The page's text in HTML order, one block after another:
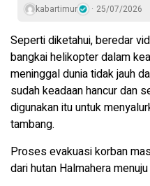
kabartimur 25/07/2026
Seperti diketahui, beredar
bangkai helikopter dalam
meninggal dunia tidak jauh
sudah keadaan hancur dan
digunakan itu untuk
tambang.
Proses evakuasi korban
dari hutan Halmahera